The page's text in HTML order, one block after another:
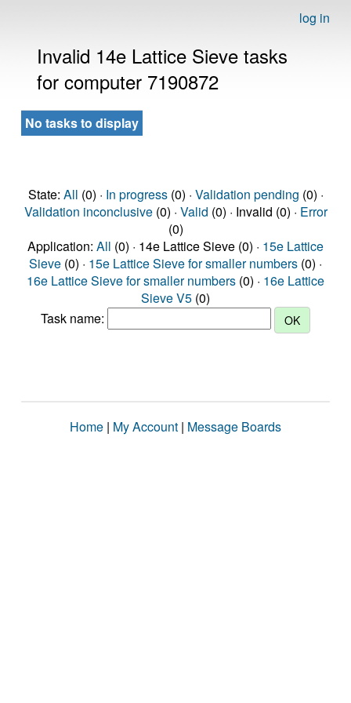
log in
Invalid 14e Lattice Sieve tasks
for computer 7190872
No tasks to display
State: All (0) · In progress(0) · Validation pending (0) ·
Validation inconclusive(0) · Valid (0) · Invalid (0) · Error
(0)
Application: All (0) · 14e Lattice Sieve (0) · 15e Lattice
Sieve (0) · 15e Lattice Sieve for smaller numbers (0) ·
16e Lattice Sieve for smaller numbers (0) · 16e Lattice
Sieve V5 (0)
Task name:
Home | My Account | Message Boards